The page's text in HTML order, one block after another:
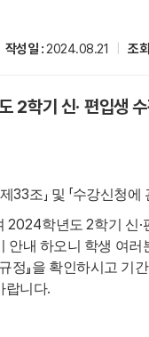
작성일 :2024.08.21 조
2학기 신·편입생
33조」 및 「수강신청에
2024학년도2학기 신·
안내 하오니 학생 여러
정』을 확인하시고 기
랍니다.